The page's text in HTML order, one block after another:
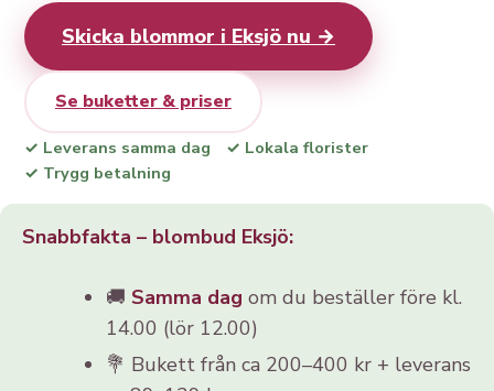
Skicka blommor i Eksjö nu →
Se buketter & priser
✓ Leverans samma dag
✓ Lokala florister
✓ Trygg betalning
Snabbfakta – blombud Eksjö:
🚚 Samma dag om du beställer före kl.
14.00 (lör 12.00)
💐 Bukett från ca 200–400 kr + leverans